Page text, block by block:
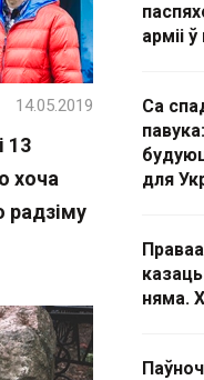
13
хоча
радзіму
14.05.2019
арміі
Са
для
няма.